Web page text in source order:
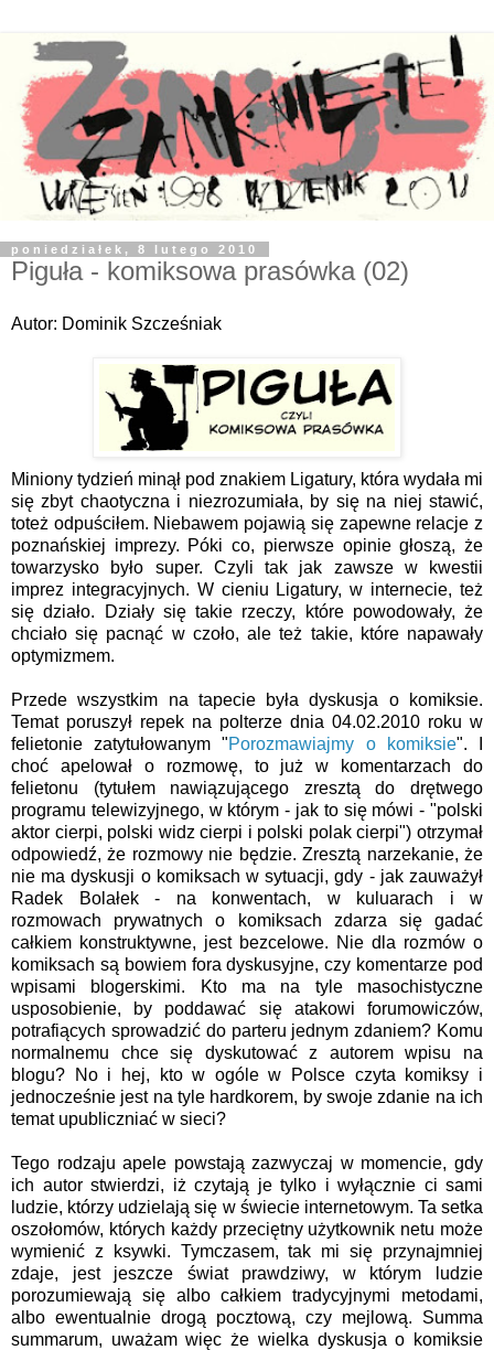
poniedziałek, 8 lutego 2010
Piguła - komiksowa prasówka (02)
Autor: Dominik Szcześniak
Miniony tydzień minął pod znakiem Ligatury, która wydała mi
się zbyt chaotyczna i niezrozumiała, by się na niej stawić,
toteż odpuściłem. Niebawem pojawią się zapewne relacje z
poznańskiej imprezy. Póki co, pierwsze opinie głoszą, że
towarzysko było super. Czyli tak jak zawsze w kwestii
imprez integracyjnych. W cieniu Ligatury, w internecie, też
się działo. Działy się takie rzeczy, które powodowały, że
chciało się pacnąć w czoło, ale też takie, które napawały
optymizmem.
Przede wszystkim na tapecie była dyskusja o komiksie.
Temat poruszył repek na polterze dnia 04.02.2010 roku w
felietonie zatytułowanym "Porozmawiajmy o komiksie". I
choć apelował o rozmowę, to już w komentarzach do
felietonu (tytułem nawiązującego zresztą do drętwego
programu telewizyjnego, w którym - jak to się mówi - "polski
aktor cierpi, polski widz cierpi i polski polak cierpi") otrzymał
odpowiedź, że rozmowy nie będzie. Zresztą narzekanie, że
nie ma dyskusji o komiksach w sytuacji, gdy - jak zauważył
Radek Bolałek - na konwentach, w kuluarach i w
rozmowach prywatnych o komiksach zdarza się gadać
całkiem konstruktywne, jest bezcelowe. Nie dla rozmów o
komiksach są bowiem fora dyskusyjne, czy komentarze pod
wpisami blogerskimi. Kto ma na tyle masochistyczne
usposobienie, by poddawać się atakowi forumowiczów,
potrafiących sprowadzić do parteru jednym zdaniem? Komu
normalnemu chce się dyskutować z autorem wpisu na
blogu? No i hej, kto w ogóle w Polsce czyta komiksy i
jednocześnie jest na tyle hardkorem, by swoje zdanie na ich
temat upubliczniać w sieci?
Tego rodzaju apele powstają zazwyczaj w momencie, gdy
ich autor stwierdzi, iż czytają je tylko i wyłącznie ci sami
ludzie, którzy udzielają się w świecie internetowym. Ta setka
oszołomów, których każdy przeciętny użytkownik netu może
wymienić z ksywki. Tymczasem, tak mi się przynajmniej
zdaje, jest jeszcze świat prawdziwy, w którym ludzie
porozumiewają się albo całkiem tradycyjnymi metodami,
albo ewentualnie drogą pocztową, czy mejlową. Summa
summarum, uważam więc że wielka dyskusja o komiksie